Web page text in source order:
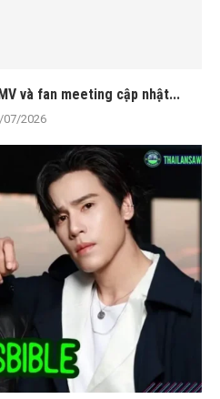
và fan meeting cập nhật...
07/2026